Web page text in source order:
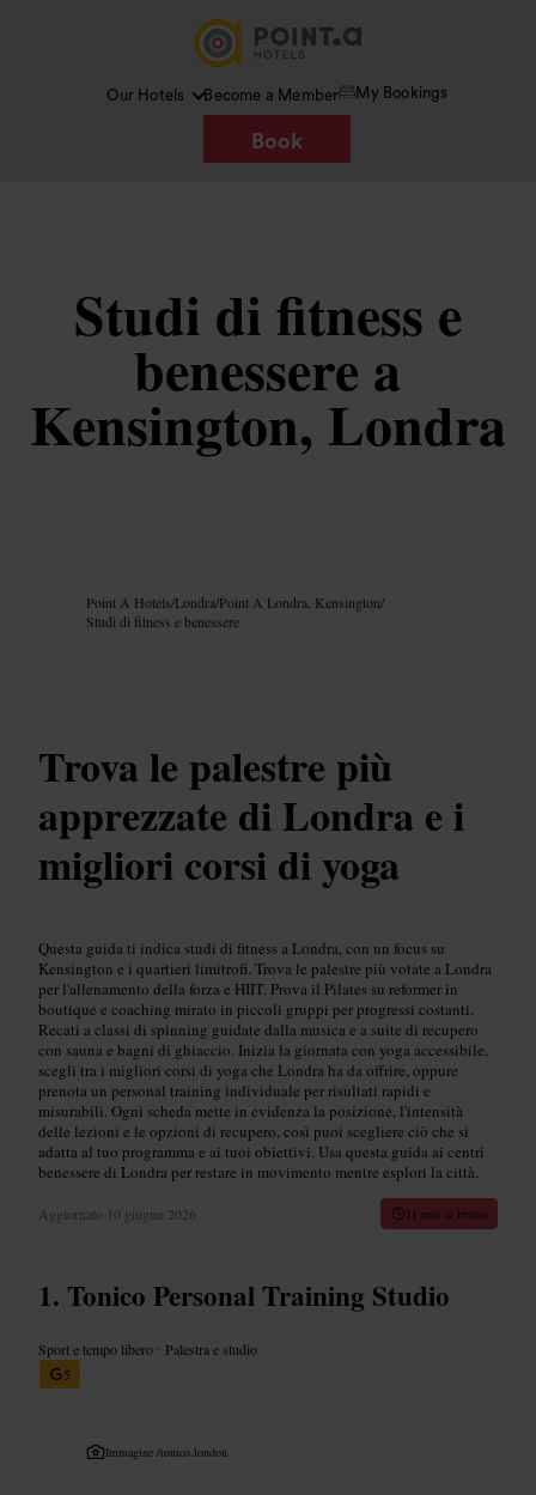
Our Hotels Become a Member My Bookings
Book
Studi di fitness e
benessere a
Kensington, Londra
Point A Hotels/Londra/Point A Londra, Kensington/
Studi di fitness e benessere
Trova le palestre più
apprezzate di Londra e i
migliori corsi di yoga
Questa guida ti indica studi di fitness a Londra, con un focus su
Kensington e i quartieri limitrofi. Trova le palestre più votate a Londra
per l'allenamento della forza e HIIT. Prova il Pilates su reformer in
boutique e coaching mirato in piccoli gruppi per progressi costanti.
Recati a classi di spinning guidate dalla musica e a suite di recupero
con sauna e bagni di ghiaccio. Inizia la giornata con yoga accessibile,
scegli tra i migliori corsi di yoga che Londra ha da offrire, oppure
prenota un personal training individuale per risultati rapidi e
misurabili. Ogni scheda mette in evidenza la posizione, l'intensità
delle lezioni e le opzioni di recupero, così puoi scegliere ciò che si
adatta al tuo programma e ai tuoi obiettivi. Usa questa guida ai centri
benessere di Londra per restare in movimento mentre esplori la città.
Aggiornato 10 giugno 2026 11 min di lettura
Tonico Personal Training Studio
Sport e tempo libero • Palestra e studio
5
Immagine /tonico.london